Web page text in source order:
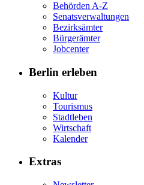
Behörden A-Z
Senatsverwaltungen
Bezirksämter
Bürgerämter
Jobcenter
Berlin erleben
Kultur
Tourismus
Stadtleben
Wirtschaft
Kalender
Extras